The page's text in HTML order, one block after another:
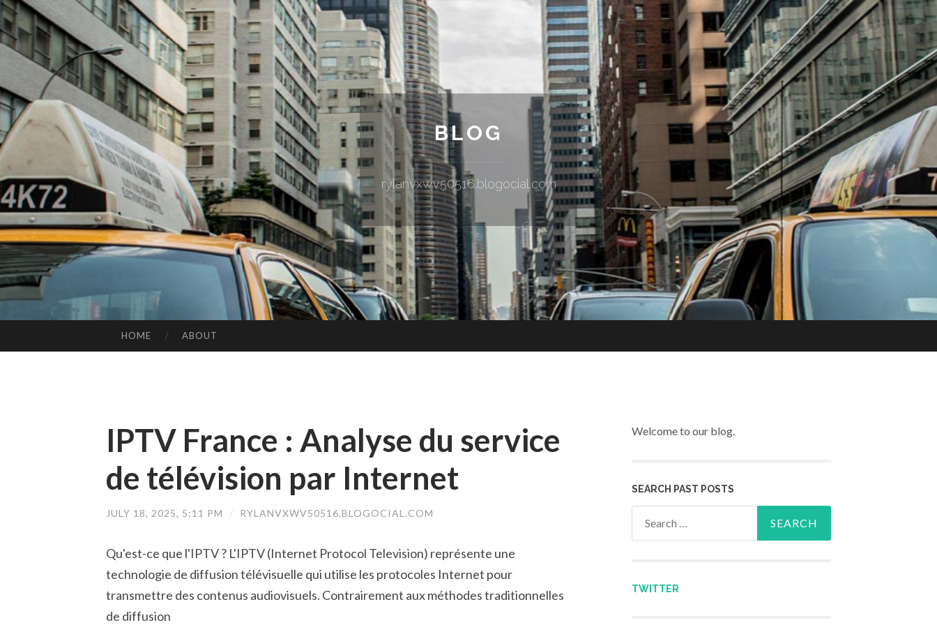
BLOG
rylanvxwv50516.blogocial.com
HOME ABOUT
IPTV France : Analyse du service
de télévision par Internet
JULY 18, 2025, 5:11 PM / RYLANVXWV50516.BLOGOCIAL.COM
Qu'est-ce que l'IPTV ? L'IPTV (Internet Protocol Television) représente une
technologie de diffusion télévisuelle qui utilise les protocoles Internet pour
transmettre des contenus audiovisuels. Contrairement aux méthodes traditionnelles
de diffusion
Welcome to our blog.
SEARCH PAST POSTS
TWITTER